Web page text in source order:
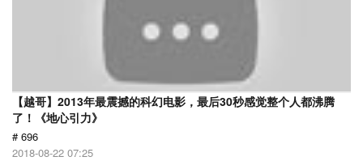
【越哥】2013年最震撼的科幻电影，最后30秒感觉整个人都沸腾
了！《地心引力》
# 696
2018-08-22 07:25